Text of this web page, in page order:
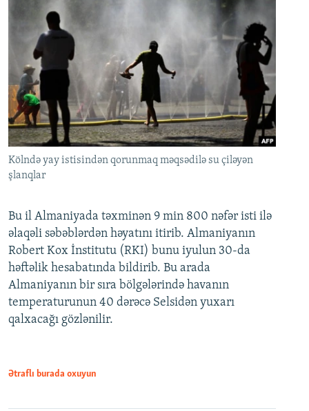
Kölndə yay istisindən qorunmaq məqsədilə su çiləyən
şlanqlar
Bu il Almaniyada təxminən 9 min 800 nəfər isti ilə
əlaqəli səbəblərdən həyatını itirib. Almaniyanın
Robert Kox İnstitutu (RKI) bunu iyulun 30-da
həftəlik hesabatında bildirib. Bu arada
Almaniyanın bir sıra bölgələrində havanın
temperaturunun 40 dərəcə Selsidən yuxarı
qalxacağı gözlənilir.
Ətraflı burada oxuyun